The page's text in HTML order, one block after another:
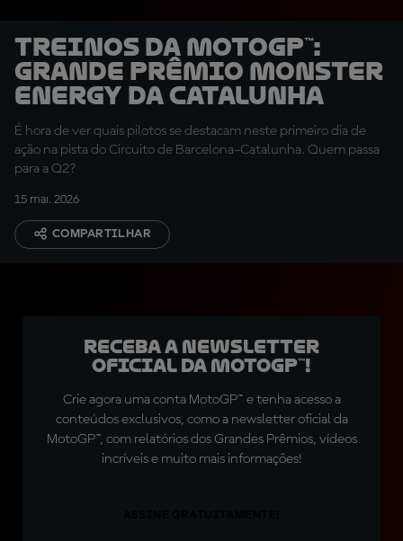
Treinos da MotoGP™:
Grande Prêmio Monster
Energy da Catalunha
É hora de ver quais pilotos se destacam neste primeiro dia de
ação na pista do Circuito de Barcelona-Catalunha. Quem passa
para a Q2?
15 mai. 2026
COMPARTILHAR
Receba a newsletter
oficial da MotoGP™!
Crie agora uma conta MotoGP™ e tenha acesso a
conteúdos exclusivos, como a newsletter oficial da
MotoGP™, com relatórios dos Grandes Prêmios, vídeos
incríveis e muito mais informações!